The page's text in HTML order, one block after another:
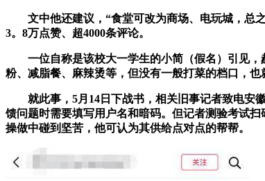
文中他还建议，“食堂可改为商场、电玩城，总之
3。8万点赞、超4000条评论。
一位自称是该校大一学生的小简（假名）引见，
粉、减脂餐、麻辣烫等，但没有一般打菜的档口，也
就此事，5月14日下战书，相关旧事记者致电安徽
馈问题时需要填写用户名和暗码。但记者测验考试
操做中碰到坚苦，他可认为其供给点对点的帮帮。